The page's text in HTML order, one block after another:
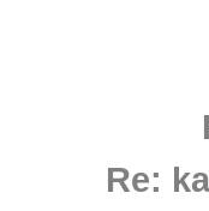
Re: